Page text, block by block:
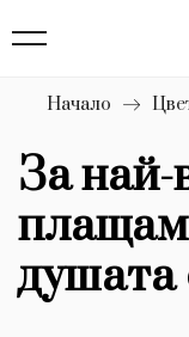
Бизнес
Мода
Dialogue
Изкуство
4340
Красота
Начало
За
душата